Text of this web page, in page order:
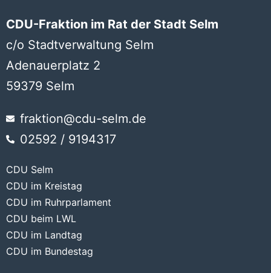
CDU-Fraktion im Rat der Stadt Selm
c/o Stadtverwaltung Selm
Adenauerplatz 2
59379 Selm
fraktion@cdu-selm.de
02592 / 9194317
CDU Selm
CDU im Kreistag
CDU im Ruhrparlament
CDU beim LWL
CDU im Landtag
CDU im Bundestag